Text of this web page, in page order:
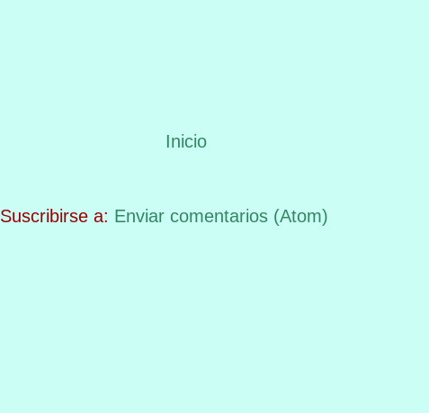
Inicio
Suscribirse a: Enviar comentarios (Atom)